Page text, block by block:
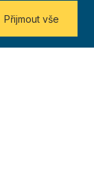
Přijmout vše